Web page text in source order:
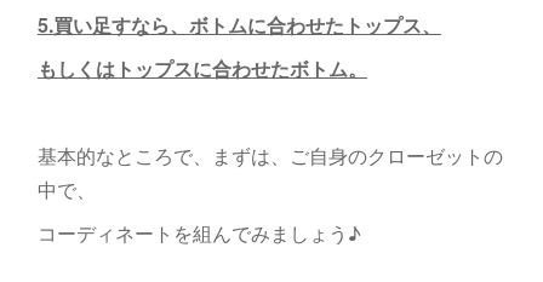
5.買い足すなら、ボトムに合わせたトップス、
もしくはトップスに合わせたボトム。
基本的なところで、まずは、ご自身のクローゼットの
中で、
コーディネートを組んでみましょう♪